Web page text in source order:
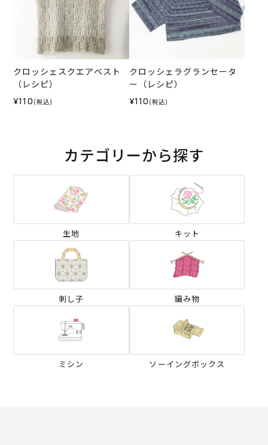
クロッシェスクエアベスト
（レシピ）
¥110 (税込)
クロッシェラグランセータ
ー（レシピ）
¥110 (税込)
カテゴリーから探す
生地 キット
刺し子 編み物
ミシン ソーイングボックス